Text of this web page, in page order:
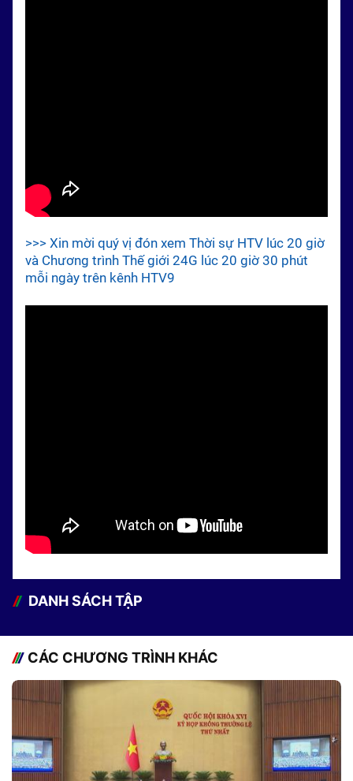
>>> Xin mời quý vị đón xem Thời sự HTV lúc 20 giờ
và Chương trình Thế giới 24G lúc 20 giờ 30 phút
mỗi ngày trên kênh HTV9
DANH SÁCH TẬP
CÁC CHƯƠNG TRÌNH KHÁC